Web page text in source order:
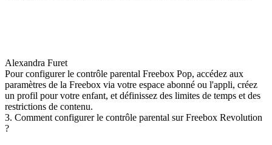
Alexandra Furet
Pour configurer le contrôle parental Freebox Pop, accédez aux
paramètres de la Freebox via votre espace abonné ou l'appli, créez
un profil pour votre enfant, et définissez des limites de temps et des
restrictions de contenu.
3. Comment configurer le contrôle parental sur Freebox Revolution
?